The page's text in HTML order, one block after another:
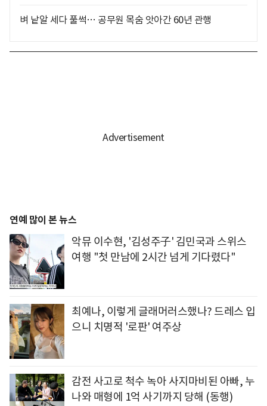
벼 낱알 세다 풀썩… 공무원 목숨 앗아간 60년 관행
연예 많이 본 뉴스
악뮤 이수현, '김성주子' 김민국과 스위스
여행 "첫 만남에 2시간 넘게 기다렸다"
최예나, 이렇게 글래머러스했나? 드레스 입
으니 치명적 '로판' 여주상
감전 사고로 척수 녹아 사지마비된 아빠, 누
나와 매형에 1억 사기까지 당해 (동행)